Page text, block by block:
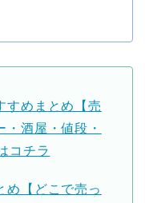
すめまとめ【売
・酒屋・値段・
コチラ
め【どこで売っ